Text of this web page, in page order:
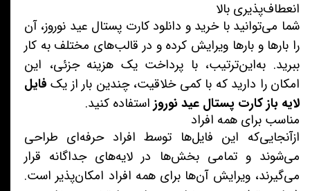
انعطاف‌پذیری بالا
شما می‌توانید با خرید و دانلود کارت پستال عید نوروز، آن
را بارها و بارها ویرایش کرده و در قالب‌های مختلف به کار
ببرید. به‌این‌ترتیب، با پرداخت یک هزینه جزئی، این
امکان را دارید که با کمی خلاقیت، چندین بار از یک فایل
لایه باز کارت پستال عید نوروز استفاده کنید.
مناسب برای همه افراد
ازآنجایی‌که این فایل‌ها توسط افراد حرفه‌ای طراحی
می‌شوند و تمامی بخش‌ها در لایه‌های جداگانه قرار
می‌گیرند، ویرایش آن‌ها برای همه افراد امکان‌پذیر است.